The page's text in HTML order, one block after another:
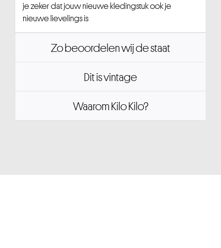
je zeker dat jouw nieuwe kledingstuk ook je
nieuwe lievelings is
Zo beoordelen wij de staat
Dit is vintage
Waarom Kilo Kilo?